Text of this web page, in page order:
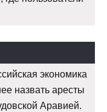
экономика
назвать аресты
Аравией.